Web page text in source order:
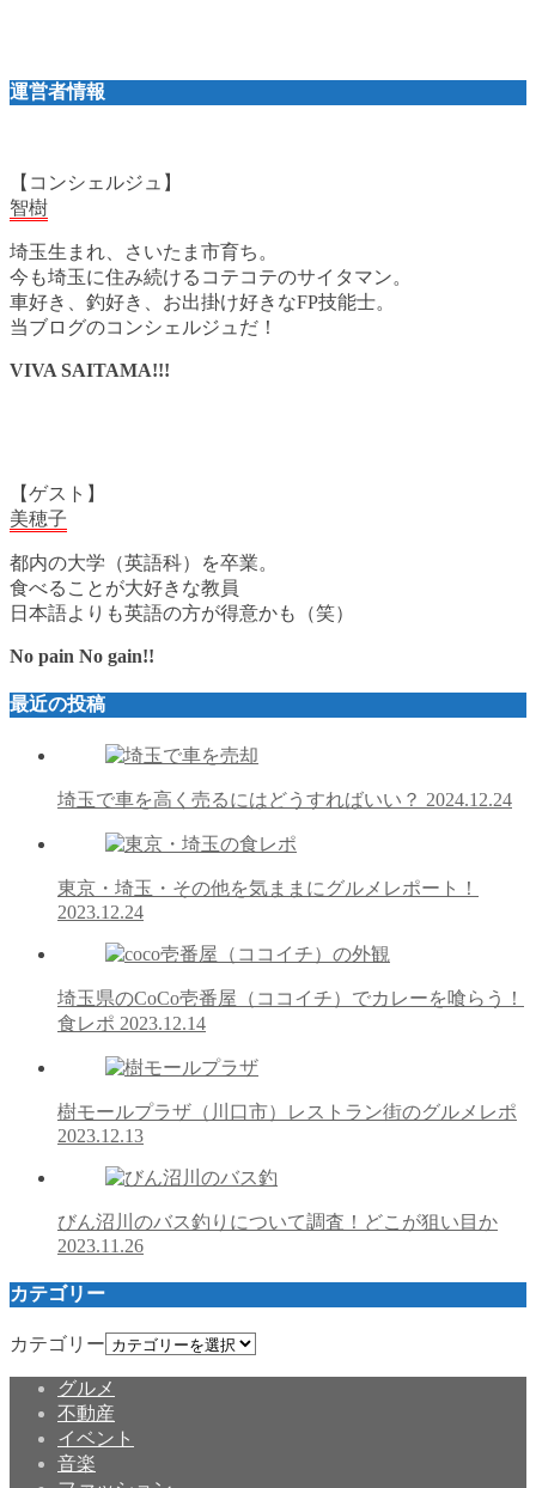
運営者情報
【コンシェルジュ】
智樹
埼玉生まれ、さいたま市育ち。
今も埼玉に住み続けるコテコテのサイタマン。
車好き、釣好き、お出掛け好きなFP技能士。
当ブログのコンシェルジュだ！
VIVA SAITAMA!!!
【ゲスト】
美穂子
都内の大学（英語科）を卒業。
食べることが大好きな教員
日本語よりも英語の方が得意かも（笑）
No pain No gain!!
最近の投稿
埼玉で車を高く売るにはどうすればいい？ 2024.12.24
東京・埼玉・その他を気ままにグルメレポート！
2023.12.24
埼玉県のCoCo壱番屋（ココイチ）でカレーを喰らう！
食レポ 2023.12.14
樹モールプラザ（川口市）レストラン街のグルメレポ
2023.12.13
びん沼川のバス釣りについて調査！どこが狙い目か
2023.11.26
カテゴリー
カテゴリー
グルメ
不動産
イベント
音楽